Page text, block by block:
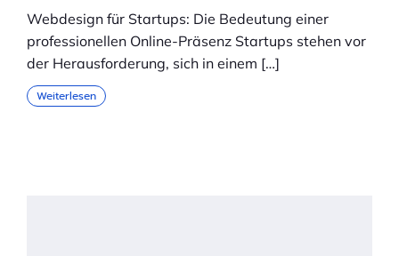
Webdesign für Startups: Die Bedeutung einer
professionellen Online-Präsenz Startups stehen vor
der Herausforderung, sich in einem […]
Weiterlesen